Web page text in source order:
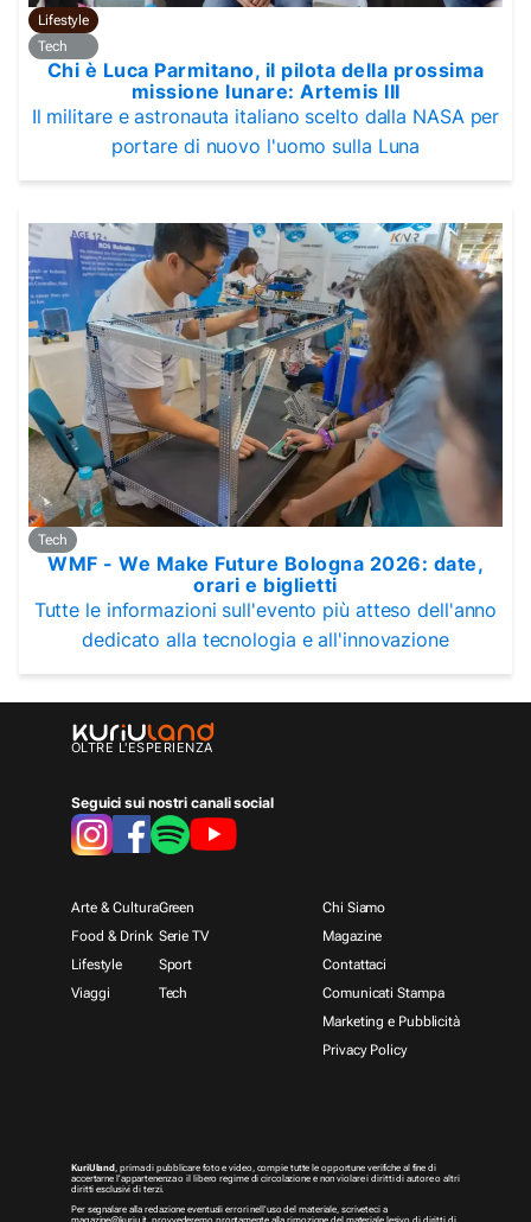
Lifestyle
Tech
Chi è Luca Parmitano, il pilota della prossima
missione lunare: Artemis III
Il militare e astronauta italiano scelto dalla NASA per
portare di nuovo l'uomo sulla Luna
Tech
WMF - We Make Future Bologna 2026: date,
orari e biglietti
Tutte le informazioni sull'evento più atteso dell'anno
dedicato alla tecnologia e all'innovazione
OLTRE L'ESPERIENZA
Seguici sui nostri canali social
Arte & Cultura
Food & Drink
Lifestyle
Viaggi
Green
Serie TV
Sport
Tech
Chi Siamo
Magazine
Contattaci
Comunicati Stampa
Marketing e Pubblicità
Privacy Policy
KuriUland , prima di pubblicare foto e video, compie tutte le opportune verifiche al fine di
accertarne l’appartenenza o il libero regime di circolazione e non violare i diritti di autore o altri
diritti esclusivi di terzi.
Per segnalare alla redazione eventuali errori nell’uso del materiale, scriveteci a